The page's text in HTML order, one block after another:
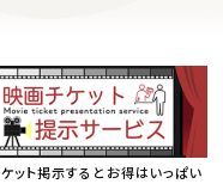
ット掲示するとお得はいっぱい